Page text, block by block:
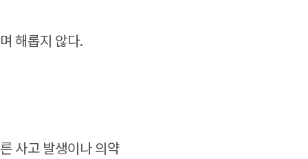
해롭지 않다.
사고 발생이나 의약